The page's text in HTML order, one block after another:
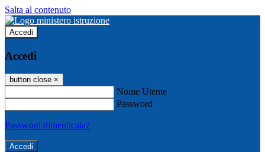
Salta al contenuto
Accedi
Accedi
button close ×
Nome Utente
Password
Password dimenticata?